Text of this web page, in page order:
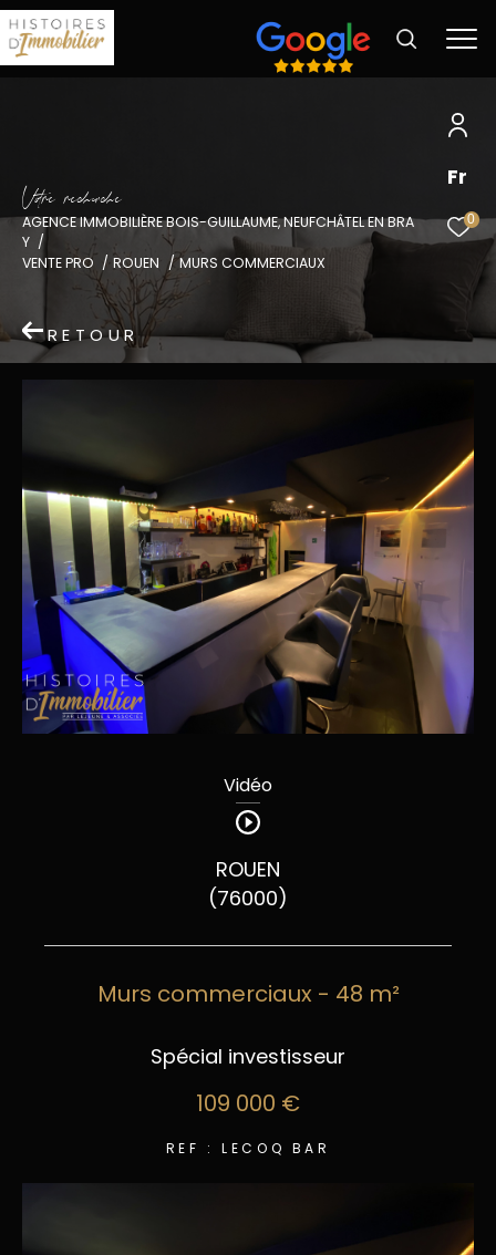
Fr
0
Vore recece
AGENCE IMMOBILIÈRE BOIS-GUILLAUME, NEUFCHÂTEL EN BRA
Y
VENTE PRO
ROUEN MURS COMMERCIAUX
RETOUR
Vidéo
ROUEN
(76000)
Murs commerciaux - 48 m²
Spécial investisseur
109 000 €
REF : LECOQ BAR